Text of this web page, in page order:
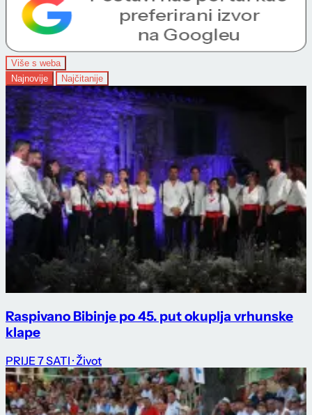
Više s weba
Najnovije
Najčitanije
Raspivano Bibinje po 45. put okuplja vrhunske
klape
PRIJE 7 SATI · Život